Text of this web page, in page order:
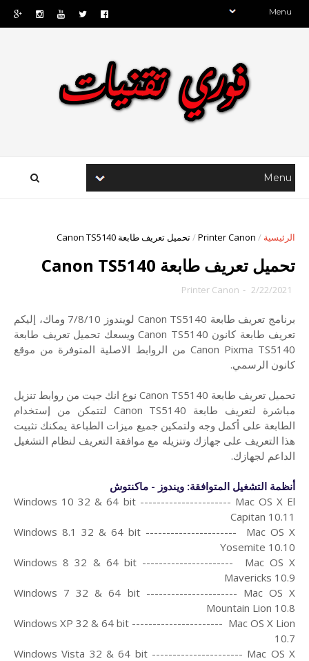
الرئيسية /
Printer Canon
/تحميل تعريف طابعة Canon TS5140
تحميل تعريف طابعة Canon TS5140
2/22/2021
-
Printer Canon
برنامج تعريف طابعة Canon TS5140 لويندوز 7/8/10 وماك،
إليكم
تعريف طابعة كانون Canon TS5140 ويسعك تحميل تعريف طابعة
Canon Pixma TS5140 من الروابط الاصلية المتوفرة من موقع
كانون الرسمي.
تحميل تعريف طابعة Canon TS5140 نوع انك جيت من روابط تنزيل
مباشرة لتعريف طابعة Canon TS5140 لتتمكن من إستخدام
الطابعة على أكمل وجه ولتمكين جميع ميزات الطباعة يمكنك تثبيت
هذا التعريف على جهازك وتنزيله مع موافقة التعريف لنظام التشغيل
الداعم لجهازك.
أنظمة التشغيل المتوافقة: ويندوز - ماكنتوش
Windows 10 32 & 64 bit ---------------------- Mac OS X El
Capitan 10.11
Windows 8.1 32 & 64 bit ---------------------- Mac OS X
Yosemite 10.10
Windows 8 32 & 64 bit ---------------------- Mac OS X
Mavericks 10.9
Windows 7 32 & 64 bit ---------------------- Mac OS X
Mountain Lion 10.8
Windows XP 32 & 64 bit ---------------------- Mac OS X Lion
10.7
Windows Vista 32 & 64 bit ---------------------- Mac OS X